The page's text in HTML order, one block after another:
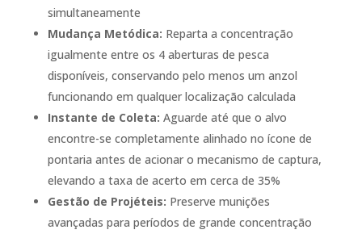
simultaneamente
Mudança Metódica: Reparta a concentração
igualmente entre os 4 aberturas de pesca
disponíveis, conservando pelo menos um anzol
funcionando em qualquer localização calculada
Instante de Coleta: Aguarde até que o alvo
encontre-se completamente alinhado no ícone de
pontaria antes de acionar o mecanismo de captura,
elevando a taxa de acerto em cerca de 35%
Gestão de Projéteis: Preserve munições
avançadas para períodos de grande concentração